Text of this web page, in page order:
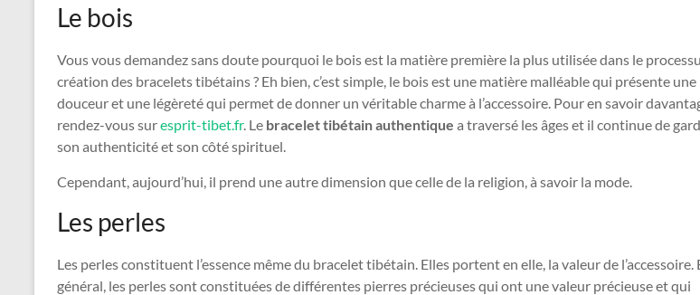
Le bois
Vous vous demandez sans doute pourquoi le bois est la matière première la plus utilisée dans le
création des bracelets tibétains ? Eh bien, c’est simple, le bois est une matière malléable qui présente une
douceur et une légèreté qui permet de donner un véritable charme à l’accessoire. Pour en savoir
rendez-vous suresprit-tibet.fr. Le bracelet tibétain authentique a traversé les âges et il continue de
son authenticité et son côté spirituel.
Cependant, aujourd’hui, il prend une autre dimension que celle de la religion, à savoir la mode.
Les perles
Les perles constituent l’essence même du bracelet tibétain. Elles portent en elle, la valeur de l’accessoire.
général, les perles sont constituées de différentes pierres précieuses qui ont une valeur précieuse et qui